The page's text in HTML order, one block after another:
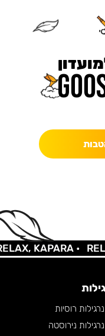
KAPARA •
נרגילות רוסיות
נרגילות נירוסטה